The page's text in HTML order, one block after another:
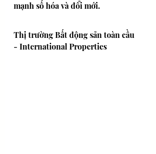
mạnh số hóa và đổi mới.
Thị trường Bất động sản toàn cầu
- International Properties